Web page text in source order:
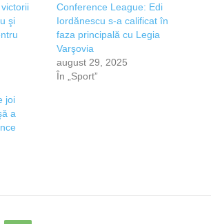
şi
Conference League: Edi
Iordănescu s-a calificat în
faza principală cu Legia
Varşovia
august 29, 2025
În „Sport”
joi
a